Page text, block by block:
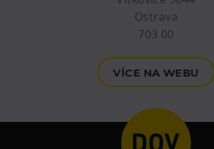
Tematické dárkové poukazy
Ostrava
703 00
VÍCE NA WEBU